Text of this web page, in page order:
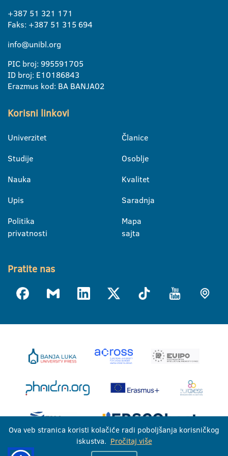
+387 51 321 171
Faks: +387 51 315 694
info@unibl.org
PIC broj: 995591705
ID broj: E10186843
Erazmus kod: BA BANJA02
Korisni linkovi
Univerzitet
Studije
Nauka
Upis
Politika
privatnosti
Članice
Osoblje
Kvalitet
Saradnja
Mapa
sajta
Pratite nas
Ova veb stranica koristi kolačiće radi poboljšanja korisničkog
iskustva. Pročitaj više